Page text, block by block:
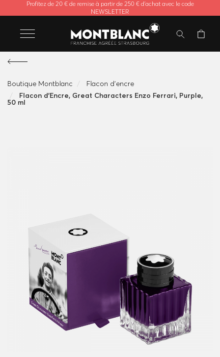
Profitez de 20 € de remise à partir de 250 € d'achat avec le code
NEWSLETTER
Boutique Montblanc
Flacon d'encre
Flacon d'Encre, Great Characters Enzo Ferrari, Purple,
50 ml